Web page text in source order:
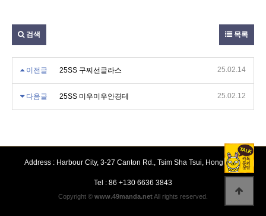
검색 목록
이전글 25SS 구찌선글라스 25.02.14
다음글 25SS 미우미우안경테 25.02.12
Address : Harbour City, 3-27 Canton Rd., Tsim Sha Tsui, Hong Kong
Tel : 86 +130 6636 3843
Copyright © www.49manda.netAll rights reserved.